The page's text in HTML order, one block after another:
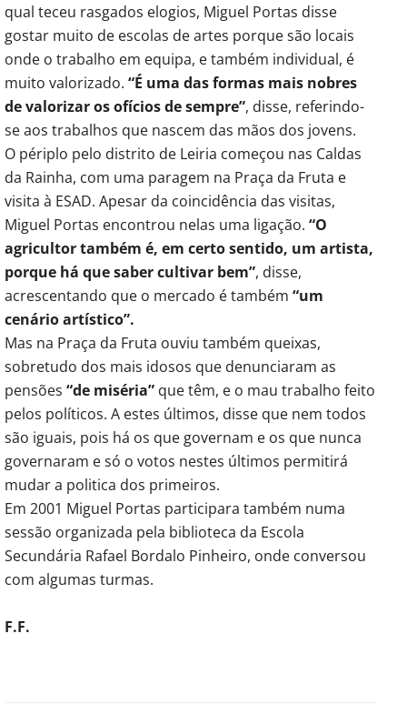
qual teceu rasgados elogios, Miguel Portas disse
gostar muito de escolas de artes porque são locais
onde o trabalho em equipa, e também individual, é
muito valorizado. “É uma das formas mais nobres
de valorizar os ofícios de sempre”, disse, referindo-
se aos trabalhos que nascem das mãos dos jovens.
O périplo pelo distrito de Leiria começou nas Caldas
da Rainha, com uma paragem na Praça da Fruta e
visita à ESAD. Apesar da coincidência das visitas,
Miguel Portas encontrou nelas uma ligação. “O
agricultor também é, em certo sentido, um artista,
porque há que saber cultivar bem”, disse,
acrescentando que o mercado é também “um
cenário artístico”.
Mas na Praça da Fruta ouviu também queixas,
sobretudo dos mais idosos que denunciaram as
pensões “de miséria” que têm, e o mau trabalho feito
pelos políticos. A estes últimos, disse que nem todos
são iguais, pois há os que governam e os que nunca
governaram e só o votos nestes últimos permitirá
mudar a politica dos primeiros.
Em 2001 Miguel Portas participara também numa
sessão organizada pela biblioteca da Escola
Secundária Rafael Bordalo Pinheiro, onde conversou
com algumas turmas.
F.F.